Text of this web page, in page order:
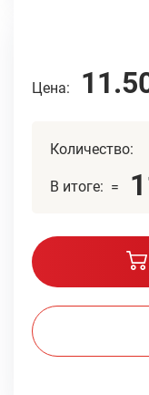
Цена:
Количество:
В итоге: =